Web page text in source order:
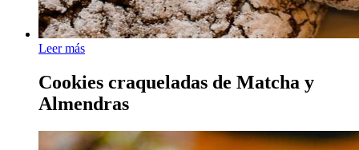
Leer más
Cookies craqueladas de Matcha y
Almendras